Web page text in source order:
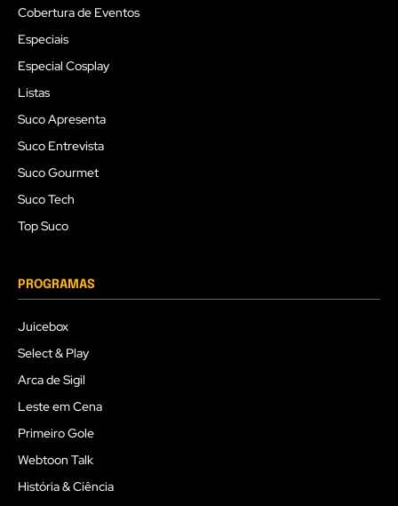
Cobertura de Eventos
Especiais
Especial Cosplay
Listas
Suco Apresenta
Suco Entrevista
Suco Gourmet
Suco Tech
Top Suco
PROGRAMAS
Juicebox
Select & Play
Arca de Sigil
Leste em Cena
Primeiro Gole
Webtoon Talk
História & Ciência